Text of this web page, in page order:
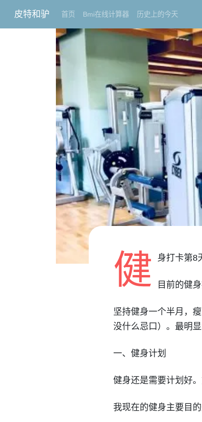
皮特和驴 首页 Bmi在线计算器 历史上的今天
健 身打卡第8
目前的健
坚持健身一个半月，
没什么忌口）。最明
一、健身计划
健身还是需要计划好
我现在的健身主要目